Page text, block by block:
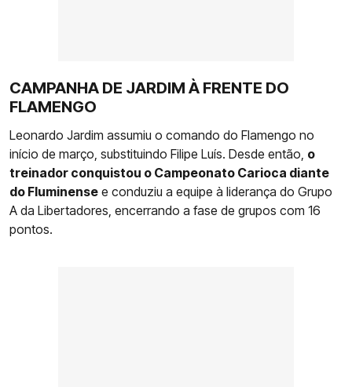
CAMPANHA DE JARDIM À FRENTE DO
FLAMENGO
Leonardo Jardim assumiu o comando do Flamengo no
início de março, substituindo Filipe Luís. Desde então, o
treinador conquistou o Campeonato Carioca diante
do Fluminense e conduziu a equipe à liderança do Grupo
A da Libertadores, encerrando a fase de grupos com 16
pontos.